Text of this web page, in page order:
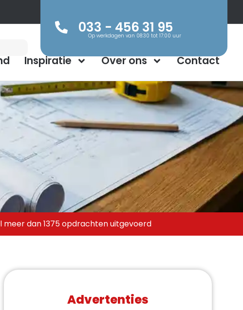
033 - 456 31 95
Op werkdagen van 08:30 tot 17:00 uur
Inspiratie Over ons Contact
meer dan 1375 opdrachten uitgevoerd
Advertenties